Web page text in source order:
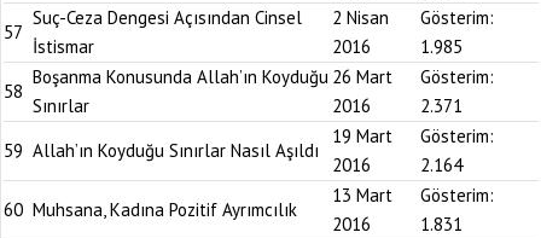
57
Suç-Ceza Dengesi Açısından Cinsel
İstismar
2 Nisan
2016
Gösterim:
1.985
58
Boşanma Konusunda Allah’ın Koyduğu
Sınırlar
26 Mart
2016
Gösterim:
2.371
59 Allah’ın Koyduğu Sınırlar Nasıl Aşıldı
19 Mart
2016
Gösterim:
2.164
60 Muhsana, Kadına Pozitif Ayrımcılık
13 Mart
2016
Gösterim:
1.831